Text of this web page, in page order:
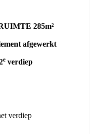
285m²
afgewerkt
e verdiep
verdiep